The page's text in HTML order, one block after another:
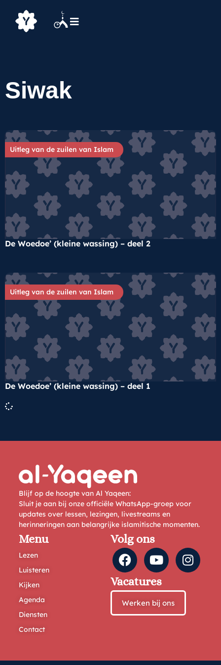
Siwak
Uitleg van de zuilen van Islam
De Woedoe’ (kleine wassing) – deel 2
Uitleg van de zuilen van Islam
De Woedoe’ (kleine wassing) – deel 1
Blijf op de hoogte van Al Yaqeen:
Sluit je aan bij onze officiële WhatsApp-groep voor
updates over lessen, lezingen, livestreams en
herinneringen aan belangrijke islamitische momenten.
Menu
Lezen
Luisteren
Kijken
Agenda
Diensten
Contact
Volg ons
Vacatures
Werken bij ons